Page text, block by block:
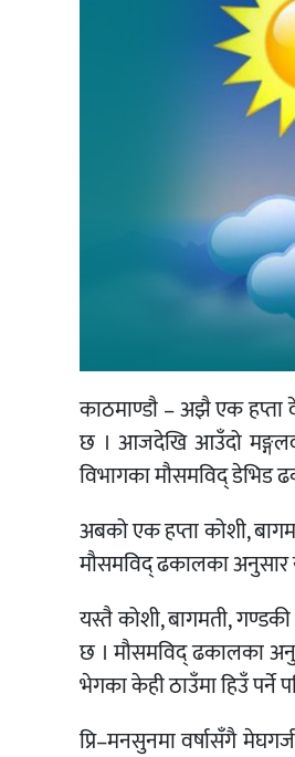
काठमाण्डाै – अझै एक हप्ता
छ । आजदेखि आउँदो
विभागका मौसमविद् डेभिड
अबको एक हप्ता कोशी,
मौसमविद् ढकालका अनुसार
यस्तै कोशी, बागमती,
छ । मौसमविद् ढकालका
भेगका केही ठाउँमा हिउँ पर्ने
प्रि–मनसुनमा वर्षासँगै